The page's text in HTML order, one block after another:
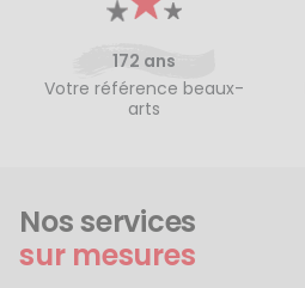
172 ans
Votre référence beaux-
arts
Nos services
sur mesures